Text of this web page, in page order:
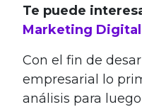
Te puede
Marketing Digital
Con el fin de
empresarial lo
análisis para